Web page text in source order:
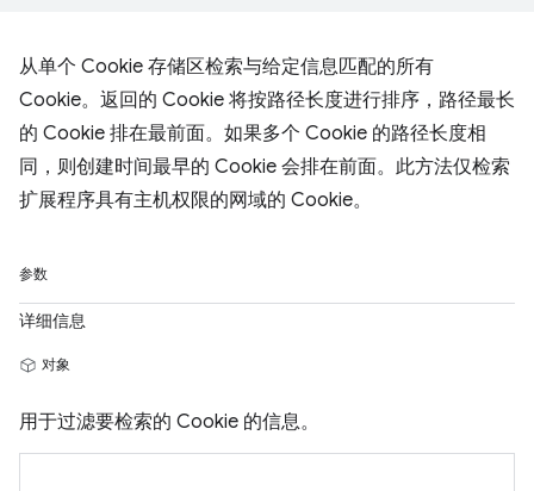
从单个 Cookie 存储区检索与给定信息匹配的所有
Cookie。返回的 Cookie 将按路径长度进行排序，路径最长
的 Cookie 排在最前面。如果多个 Cookie 的路径长度相
同，则创建时间最早的 Cookie 会排在前面。此方法仅检索
扩展程序具有主机权限的网域的 Cookie。
参数
详细信息
对象
用于过滤要检索的 Cookie 的信息。